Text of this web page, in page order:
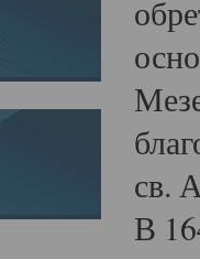
св.
В